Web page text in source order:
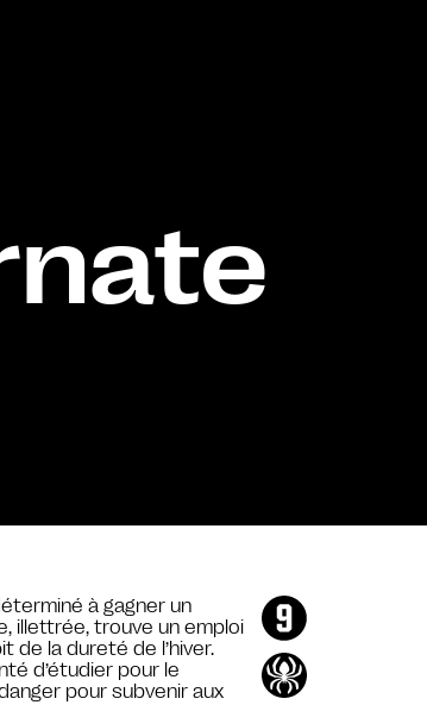
à gagner un
illettrée, trouve un emploi
de la dureté de l’hiver.
d’étudier pour le
pour subvenir aux